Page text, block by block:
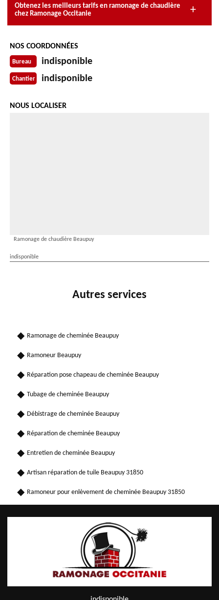
Obtenez les meilleurs tarifs en ramonage de chaudière
chez Ramonage Occitanie
NOS COORDONNÉES
Bureau indisponible
Chantier indisponible
NOUS LOCALISER
Ramonage de chaudière Beaupuy
indisponible
Autres services
Ramonage de cheminée Beaupuy
Ramoneur Beaupuy
Réparation pose chapeau de cheminée Beaupuy
Tubage de cheminée Beaupuy
Débistrage de cheminée Beaupuy
Réparation de cheminée Beaupuy
Entretien de cheminée Beaupuy
Artisan réparation de tuile Beaupuy 31850
Ramoneur pour enlèvement de cheminée Beaupuy 31850